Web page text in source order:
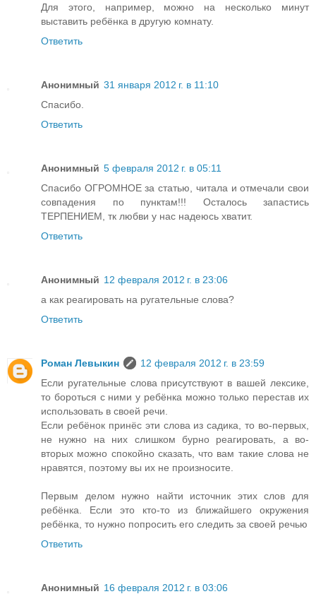
Для этого, например, можно на несколько минут
выставить ребёнка в другую комнату.
Ответить
Анонимный 31 января 2012 г. в 11:10
Спасибо.
Ответить
Анонимный 5 февраля 2012 г. в 05:11
Спасибо ОГРОМНОЕ за статью, читала и отмечали свои
совпадения по пунктам!!! Осталось запастись
ТЕРПЕНИЕМ, тк любви у нас надеюсь хватит.
Ответить
Анонимный 12 февраля 2012 г. в 23:06
а как реагировать на ругательные слова?
Ответить
Роман Левыкин
12 февраля 2012 г. в 23:59
Если ругательные слова присутствуют в вашей лексике,
то бороться с ними у ребёнка можно только перестав их
использовать в своей речи.
Если ребёнок принёс эти слова из садика, то во-первых,
не нужно на них слишком бурно реагировать, а во-
вторых можно спокойно сказать, что вам такие слова не
нравятся, поэтому вы их не произносите.
Первым делом нужно найти источник этих слов для
ребёнка. Если это кто-то из ближайшего окружения
ребёнка, то нужно попросить его следить за своей речью
Ответить
Анонимный 16 февраля 2012 г. в 03:06